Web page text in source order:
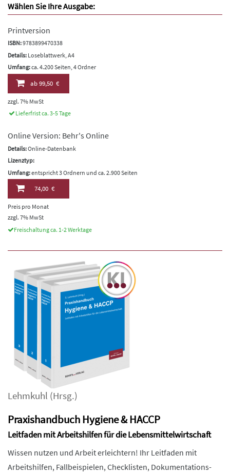
Wählen Sie Ihre Ausgabe:
Printversion
ISBN:9783899470338
Details: Loseblattwerk, A4
Umfang:ca. 4.200 Seiten, 4 Ordner
ab99,50 €
zzgl. 7% MwSt
Lieferfrist ca. 3-5 Tage
Online Version: Behr's Online
Details:Online-Datenbank
Lizenztyp:
Umfang:entspricht 3 Ordnern und ca. 2.900 Seiten
74,00 €
Preis pro Monat
zzgl. 7% MwSt
Freischaltung ca. 1-2 Werktage
Lehmkuhl (Hrsg.)
Praxishandbuch Hygiene & HACCP
Leitfaden mit Arbeitshilfen für die Lebensmittelwirtschaft
Wissen nutzen und Arbeit erleichtern! Ihr Leitfaden mit
Arbeitshilfen, Fallbeispielen, Checklisten, Dokumentations-